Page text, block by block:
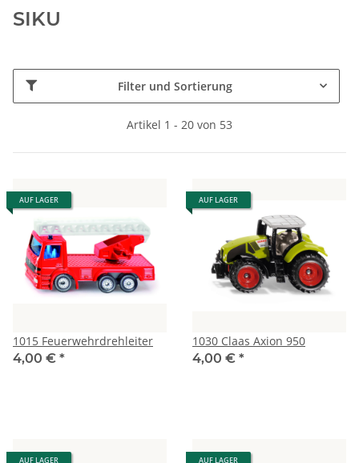
SIKU
Filter und Sortierung
Artikel 1 - 20 von 53
AUF LAGER
1015 Feuerwehrdrehleiter
4,00 € *
AUF LAGER
1030 Claas Axion 950
4,00 € *
AUF LAGER AUF LAGER